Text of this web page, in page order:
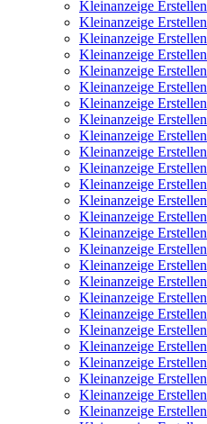
Kleinanzeige Erstellen
Kleinanzeige Erstellen
Kleinanzeige Erstellen
Kleinanzeige Erstellen
Kleinanzeige Erstellen
Kleinanzeige Erstellen
Kleinanzeige Erstellen
Kleinanzeige Erstellen
Kleinanzeige Erstellen
Kleinanzeige Erstellen
Kleinanzeige Erstellen
Kleinanzeige Erstellen
Kleinanzeige Erstellen
Kleinanzeige Erstellen
Kleinanzeige Erstellen
Kleinanzeige Erstellen
Kleinanzeige Erstellen
Kleinanzeige Erstellen
Kleinanzeige Erstellen
Kleinanzeige Erstellen
Kleinanzeige Erstellen
Kleinanzeige Erstellen
Kleinanzeige Erstellen
Kleinanzeige Erstellen
Kleinanzeige Erstellen
Kleinanzeige Erstellen